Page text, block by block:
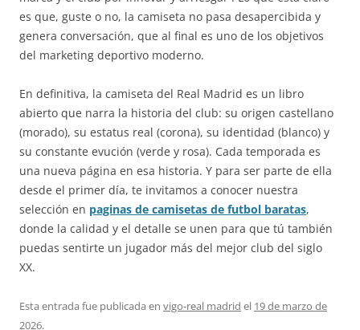
es que, guste o no, la camiseta no pasa desapercibida y
genera conversación, que al final es uno de los objetivos
del marketing deportivo moderno.
En definitiva, la camiseta del Real Madrid es un libro
abierto que narra la historia del club: su origen castellano
(morado), su estatus real (corona), su identidad (blanco) y
su constante evución (verde y rosa). Cada temporada es
una nueva página en esa historia. Y para ser parte de ella
desde el primer día, te invitamos a conocer nuestra
selección en paginas de camisetas de futbol baratas,
donde la calidad y el detalle se unen para que tú también
puedas sentirte un jugador más del mejor club del siglo
XX.
Esta entrada fue publicada en vigo-real madrid el 19 de marzo de
2026.